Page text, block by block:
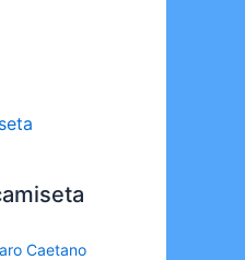
Caetano